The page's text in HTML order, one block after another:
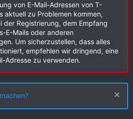
von E-Mail-Adressen von T-
aktuell zu Problemen kommen,
der Registrierung, dem Empfang
E-Mails oder anderen
Um sicherzustellen, dass alles
empfehlen wir dringend, eine
Adresse zu verwenden.